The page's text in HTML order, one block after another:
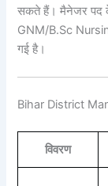
सकते हैं। मैनेजर पद के
GNM/B.Sc Nursing
गई है।
Bihar District
विवरण